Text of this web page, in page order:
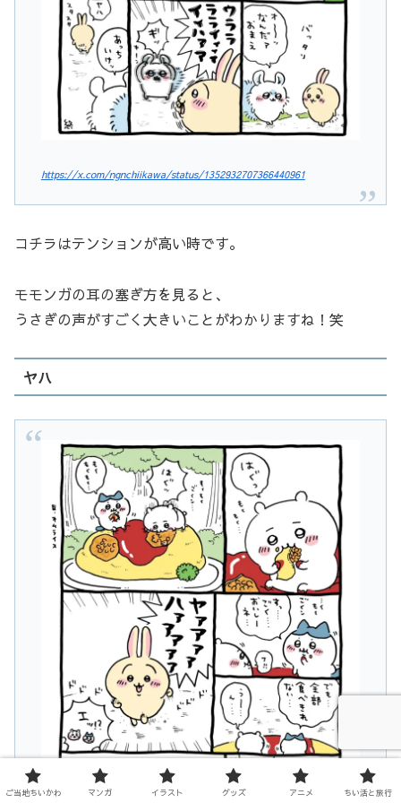
https://x.com/ngnchiikawa/status/1352932707366440961
コチラはテンションが高い時です。
モモンガの耳の塞ぎ方を見ると、
うさぎの声がすごく大きいことがわかりますね！笑
ヤハ
ご当地ちいかわ マンガ イラスト グッズ アニメ ちい活と旅行